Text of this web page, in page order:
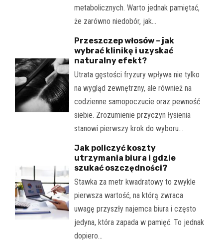
metabolicznych. Warto jednak pamiętać,
że zarówno niedobór, jak…
Przeszczep włosów – jak
wybrać klinikę i uzyskać
naturalny efekt?
Utrata gęstości fryzury wpływa nie tylko
na wygląd zewnętrzny, ale również na
codzienne samopoczucie oraz pewność
siebie. Zrozumienie przyczyn łysienia
stanowi pierwszy krok do wyboru…
Jak policzyć koszty
utrzymania biura i gdzie
szukać oszczędności?
Stawka za metr kwadratowy to zwykle
pierwsza wartość, na którą zwraca
uwagę przyszły najemca biura i często
jedyna, która zapada w pamięć. To jednak
dopiero…